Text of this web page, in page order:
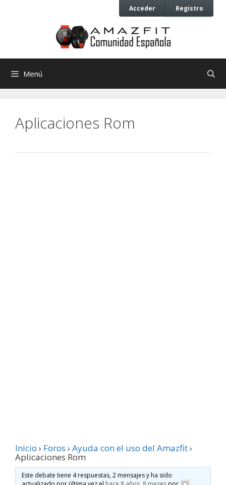
Acceder Registro
Menú
Aplicaciones Rom
Inicio › Foros › Ayuda con el uso del Amazfit›
Aplicaciones Rom
Este debate tiene 4 respuestas, 2 mensajes y ha sido